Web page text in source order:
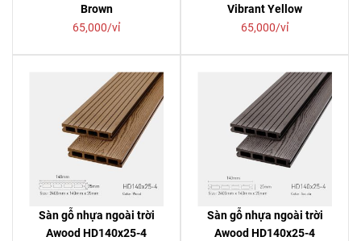
Brown
65,000/vỉ
Vibrant Yellow
65,000/vỉ
Sàn gỗ nhựa ngoài trời
Awood HD140x25-4
Sàn gỗ nhựa ngoài trời
Awood HD140x25-4